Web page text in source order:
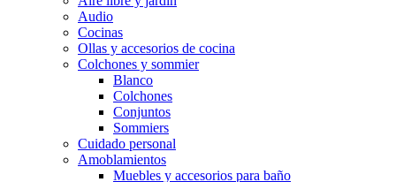
Audio
Cocinas
Ollas y accesorios de cocina
Colchones y sommier
Blanco
Colchones
Conjuntos
Sommiers
Cuidado personal
Amoblamientos
Muebles y accesorios para baño